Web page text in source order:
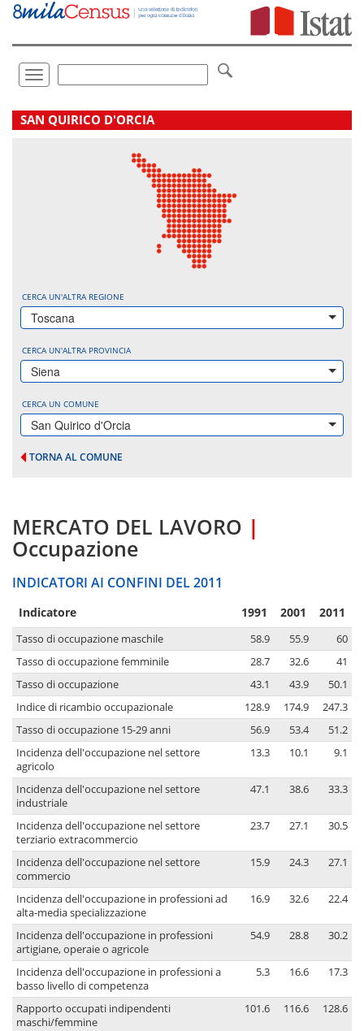
Vai
direttamente
Toggle
navigation
.
SAN QUIRICO D'ORCIA
CERCA UN'ALTRA REGIONE
Toscana
CERCA UN'ALTRA PROVINCIA
Siena
CERCA UN COMUNE
San Quirico d'Orcia
TORNA AL COMUNE
MERCATO DEL LAVORO |
Occupazione
INDICATORI AI CONFINI DEL 2011
Indicatore 1991 2001 2011
Tasso di occupazione maschile 58.9 55.9
60
Tasso di occupazione femminile
28.7 32.6
41
Tasso di occupazione
43.1 43.9
50.1
Indice di ricambio occupazionale
128.9 174.9
247.3
Tasso di occupazione 15-29 anni
56.9 53.4
51.2
Incidenza dell'occupazione nel settore
agricolo
13.3 10.1 9.1
Incidenza dell'occupazione nel settore
industriale
47.1 38.6 33.3
Incidenza dell'occupazione nel settore
terziario extracommercio
23.7 27.1 30.5
Incidenza dell'occupazione nel settore
commercio
15.9 24.3 27.1
Incidenza dell'occupazione in professioni ad
alta-media specializzazione
16.9 32.6 22.4
Incidenza dell'occupazione in professioni
artigiane, operaie o agricole
54.9 28.8 30.2
Incidenza dell'occupazione in professioni a
basso livello di competenza
5.3 16.6 17.3
Rapporto occupati indipendenti
maschi/femmine
101.6 116.6 128.6